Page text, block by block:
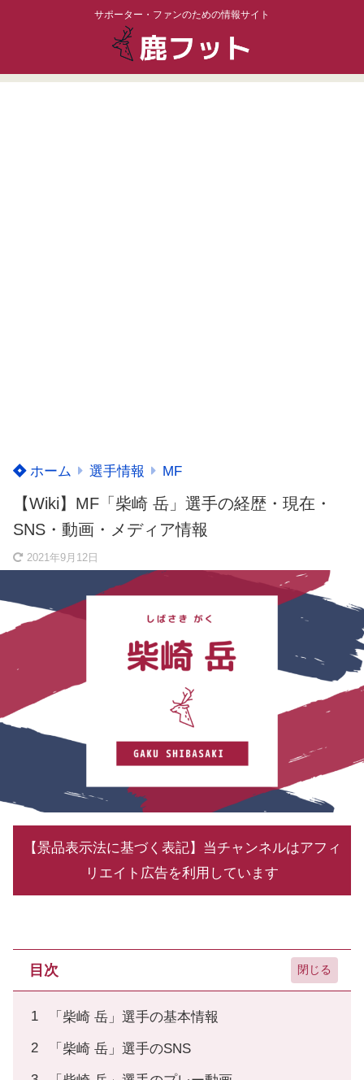
サポーター・ファンのための情報サイト
ホーム 選手情報 MF
【Wiki】MF「柴崎 岳」選手の経歴・現在・
SNS・動画・メディア情報
2021年9月12日
【景品表示法に基づく表記】当チャンネルはアフィ
リエイト広告を利用しています
目次
「柴崎 岳」選手の基本情報
「柴崎 岳」選手のSNS